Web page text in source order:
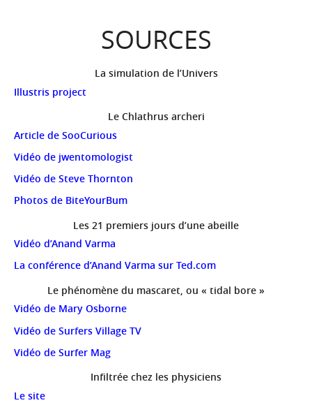
SOURCES
La simulation de l’Univers
Illustris project
Le Chlathrus archeri
Article de SooCurious
Vidéo de jwentomologist
Vidéo de Steve Thornton
Photos de BiteYourBum
Les 21 premiers jours d’une abeille
Vidéo d’Anand Varma
La conférence d’Anand Varma sur Ted.com
Le phénomène du mascaret, ou « tidal bore »
Vidéo de Mary Osborne
Vidéo de Surfers Village TV
Vidéo de Surfer Mag
Infiltrée chez les physiciens
Le site